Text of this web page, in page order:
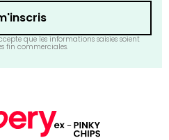
que les informations saisies soient
fin commerciales.